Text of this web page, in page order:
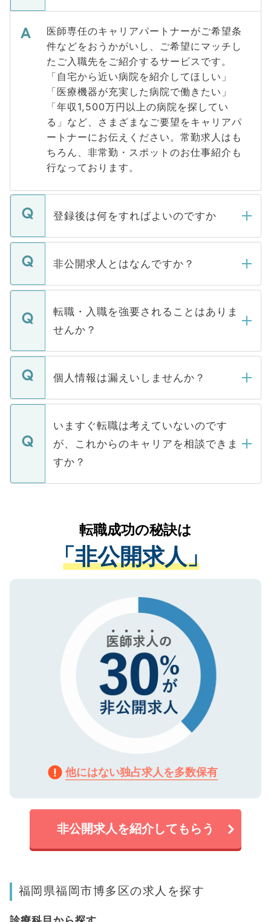
医師専任のキャリアパートナーがご希望条
件などをおうかがいし、ご希望にマッチし
たご入職先をご紹介するサービスです。
「自宅から近い病院を紹介してほしい」
「医療機器が充実した病院で働きたい」
「年収1,500万円以上の病院を探してい
る」など、さまざまなご要望をキャリアパ
ートナーにお伝えください。常勤求人はも
ちろん、非常勤・スポットのお仕事紹介も
行なっております。
登録後は何をすればよいのですか
ご登録いただきましたら、弊社担当者がご
登録内容を確認し、その後メールもしくは
ます。通常、5営業日以内にはご連絡をせて
いただきますので、しばらくお待ちくださ
非公開求人とはなんですか？
マイナビDOCTORで取り扱っている求人の
うち約3割は、Webサイトからご覧いただ
けない「非公開求人」です。非公開求人は
下記の理由によって、一般には公開してい
ません。
■応募殺到を避けるため 人気のある医療機
関を公にしてしまうと、応募が殺到する場
に、医療機関が求める条件に合った人材の
みを人材紹介会社に依頼するケースが増え
ています。
転職・入職を強要されることはありま
せんか？
転職・入職を強要することは一切ありませ
ん。また、仮に応募先から内定をいただい
定を承諾する必要はありません。内定先へ
の辞退の連絡はキャリアパートナーが行い
個人情報は漏えいしませんか？
個人情報が漏えいすることはありませんの
で、ご安心ください。当サイトからの登録
などで収集したご登録者様の個人情報は、
ご本人のキャリアアップおよび転職活動の
支援を目的に使用いたします。お預かりし
ているすべての個人データはご本人の許可
は、個人情報の取り扱いについての厳密な
管理基準を満たした事業者のみに付与され
る、プライバシーマークを取得済みです。
で、機密保持に関してもご安心ください。
いますぐ転職は考えていないのです
が、これからのキャリアを相談できま
すか？
かがいして、現在の医療機関の状況や紹介
経験をまじえながら、適切なアドバイスを
させていただきます。すぐにご転職をされ
ない方には、長期的なサポートが可能です
ので、まずはご登録ください。
転職成功の秘訣は
「非公開求人」
他にはない独占求人を多数保有
非公開求人を紹介してもらう
福岡県福岡市博多区の求人を探す